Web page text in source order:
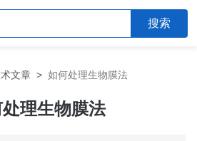
文章 >如何处理生物膜法
理生物膜法